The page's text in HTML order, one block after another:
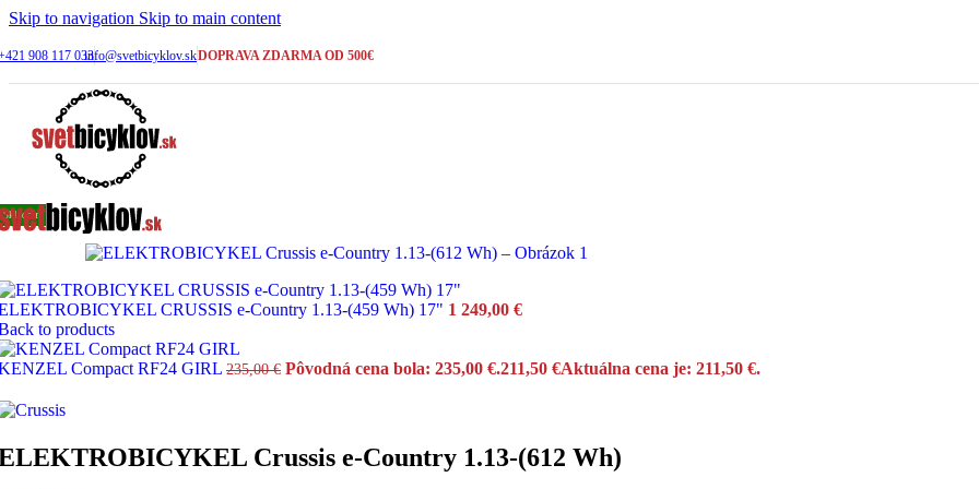
Skip to navigation Skip to main content
908 117 033info@svetbicyklov.skDOPRAVA ZDARMA OD 500€
Skladom
BICYKEL CUBE ACID 240 DISC actionteam 2026
Cube
459,00 Pôvodná cena bola: 459,00 €.458,00€Aktuálna cena je: 458,00 €.
Skladom
CRUSSIS e-Country 1.13-(459 Wh) 17" 1 249,00 €
to products
Compact RF24 GIRL 235,00€ Pôvodná cena bola: 235,00 €.211,50 €Aktuálna cena je: 211,50 €.
Crussis e-Country 1.13-(612 Wh)